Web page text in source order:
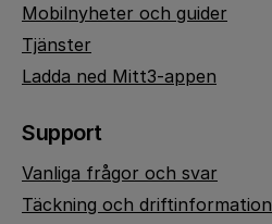
Mobilnyheter och guider
Tjänster
Ladda ned Mitt3-appen
Support
Vanliga frågor och svar
Täckning och driftinformation